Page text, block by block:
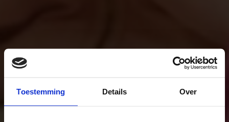
Toestemming Details Over